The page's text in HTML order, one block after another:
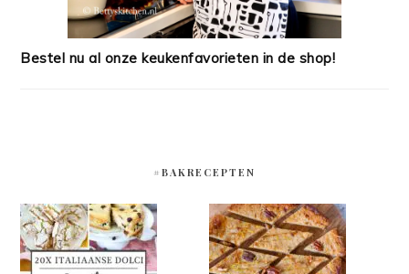
Bestel nu al onze keukenfavorieten in de shop!
#BAKRECEPTEN